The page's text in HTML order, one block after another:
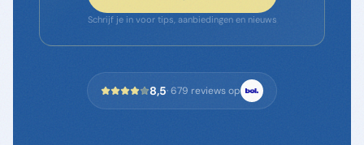
Schrijf je in voor tips, aanbiedingen en nieuws
8,5·679 reviews op